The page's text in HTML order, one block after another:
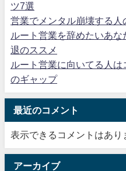
ツ7選
営業でメンタル崩壊する
ルート営業を辞めたいあ
退のススメ
ルート営業に向いてる人
のギャップ
最近のコメント
表示できるコメントはあり
アーカイブ